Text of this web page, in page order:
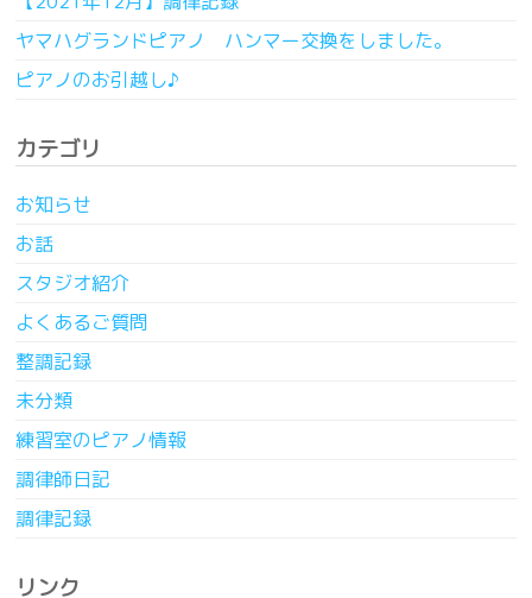
ヤマハグランドピアノ ハンマー交換をしました。
ピアノのお引越し♪
カテゴリ
お知らせ
お話
スタジオ紹介
よくあるご質問
整調記録
未分類
練習室のピアノ情報
調律師日記
調律記録
リンク